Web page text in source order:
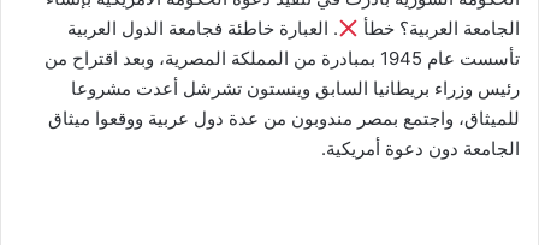
الجامعة العربية؟ خطأ
. العبارة خاطئة فجامعة الدول العربية
تأسست عام 1945 بمبادرة من المملكة المصرية، وبعد اقتراح من
رئيس وزراء بريطانيا السابق وينستون تشرشل أعدت مشروعا
للميثاق، واجتمع بمصر مندوبون من عدة دول عربية ووقعوا ميثاق
الجامعة دون دعوة أمريكية.